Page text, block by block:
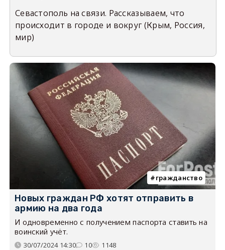
Севастополь на связи. Рассказываем, что
происходит в городе и вокруг (Крым, Россия,
мир)
гражданство
Новых граждан РФ хотят отправить в
армию на два года
И одновременно с получением паспорта ставить на
воинский учёт.
30/07/2024 14:30 10 1148